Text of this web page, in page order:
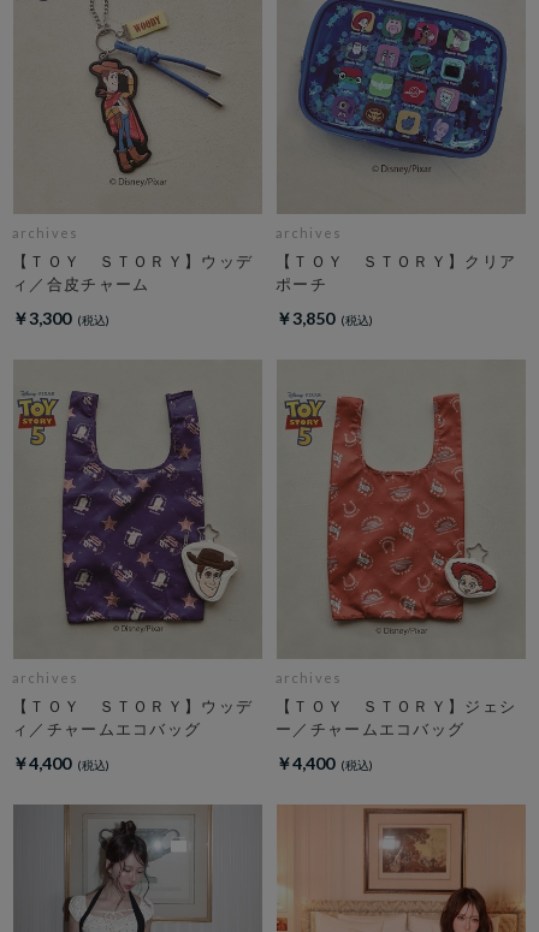
archives
【ＴＯＹ ＳＴＯＲＹ】ウッデ
ィ／合皮チャーム
￥3,300
archives
【ＴＯＹ ＳＴＯＲＹ】クリア
ポーチ
￥3,850
archives
【ＴＯＹ ＳＴＯＲＹ】ウッデ
ィ／チャームエコバッグ
￥4,400
archives
【ＴＯＹ ＳＴＯＲＹ】ジェシ
ー／チャームエコバッグ
￥4,400